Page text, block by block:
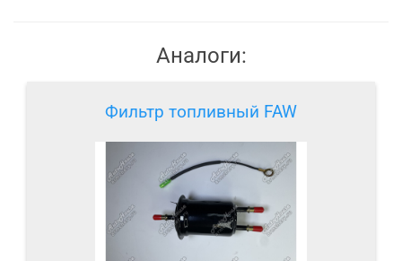
Аналоги:
Фильтр топливный FAW